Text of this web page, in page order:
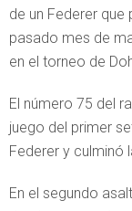
de un Federer
pasado mes de
en el torneo de
El número 75 del
juego del primer
Federer y culminó
En el segundo